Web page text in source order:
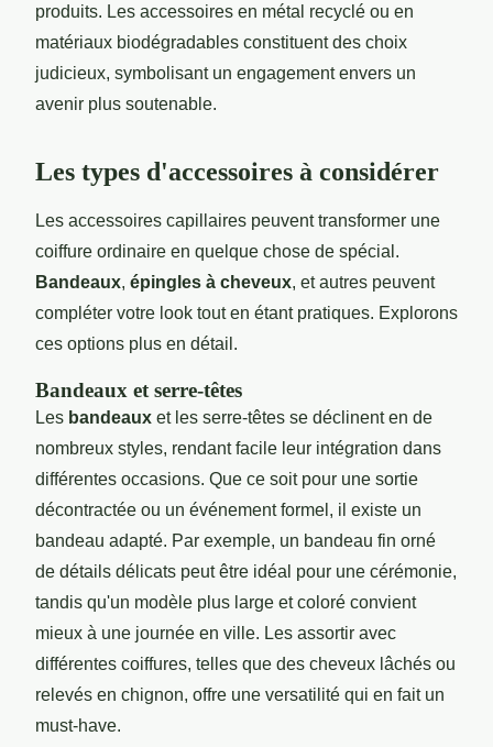
produits. Les accessoires en métal recyclé ou en
matériaux biodégradables constituent des choix
judicieux, symbolisant un engagement envers un
avenir plus soutenable.
Les types d'accessoires à considérer
Les accessoires capillaires peuvent transformer une
coiffure ordinaire en quelque chose de spécial.
Bandeaux, épingles à cheveux, et autres peuvent
compléter votre look tout en étant pratiques. Explorons
ces options plus en détail.
Bandeaux et serre-têtes
Les bandeaux et les serre-têtes se déclinent en de
nombreux styles, rendant facile leur intégration dans
différentes occasions. Que ce soit pour une sortie
décontractée ou un événement formel, il existe un
bandeau adapté. Par exemple, un bandeau fin orné
de détails délicats peut être idéal pour une cérémonie,
tandis qu'un modèle plus large et coloré convient
mieux à une journée en ville. Les assortir avec
différentes coiffures, telles que des cheveux lâchés ou
relevés en chignon, offre une versatilité qui en fait un
must-have.